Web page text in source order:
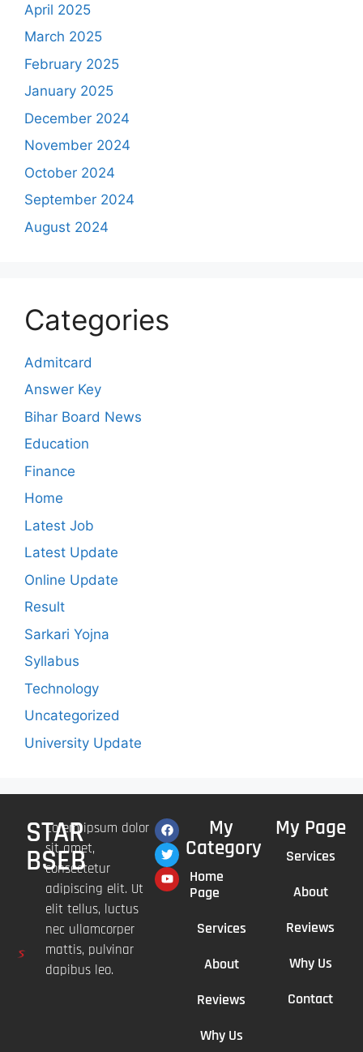
April 2025
March 2025
February 2025
January 2025
December 2024
November 2024
October 2024
September 2024
August 2024
Categories
Admitcard
Answer Key
Bihar Board News
Education
Finance
Home
Latest Job
Latest Update
Online Update
Result
Sarkari Yojna
Syllabus
Technology
Uncategorized
University Update
STAR
BSEB
Lorem ipsum dolor
sit amet,
consectetur
adipiscing elit. Ut
elit tellus, luctus
nec ullamcorper
mattis, pulvinar
dapibus leo.
My
Category
Home
Page
Services
About
Reviews
Why Us
My Page
Services
About
Reviews
Why Us
Contact